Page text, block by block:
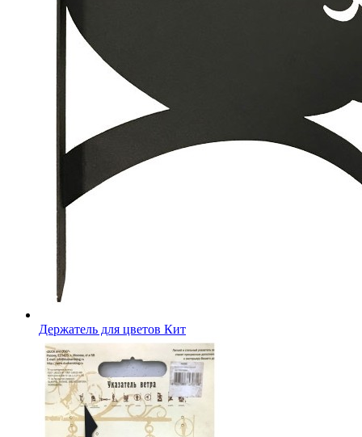
Держатель для цветов Кит